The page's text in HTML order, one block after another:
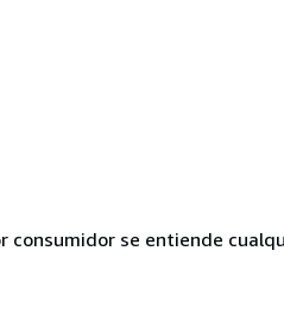
consumidor se entiende